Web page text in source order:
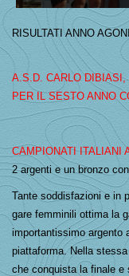
RISULTATI ANNO
A.S.D. CARLO DIBIASI,
PER IL SESTO ANNO
CAMPIONATI ITALIANI
2 argenti e un bronzo
Tante soddisfazioni e in
gare femminili ottima la
importantissimo argento
piattaforma. Nella
che conquista la finale e